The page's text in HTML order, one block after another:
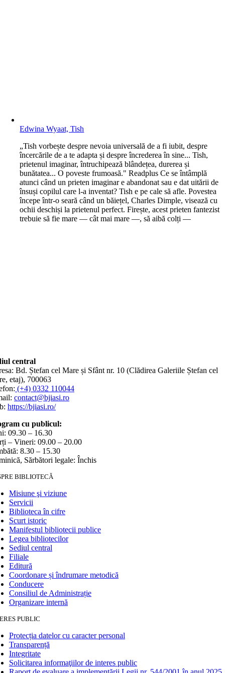
Edwina Wyaat, Tish
„Tish vorbește despre nevoia universală de a fi iubit, despre
încercările de a te adapta și despre încrederea în sine... Tish,
prietenul imaginar, întruchipează blândețea, durerea și
bunătatea... O poveste frumoasă." Readplus Ce se întâmplă
atunci când un prieten imaginar e abandonat sau e dat uitării de
însuși copilul care l-a inventat? Tish e pe cale să afle. Povestea
începe într-o seară când un băiețel, Charles Dimple, visează cu
ochii deschiși la prietenul perfect. Firește, acest prieten fantezist
trebuie să fie mare — cât mai mare —, să aibă colți —
central
Bd. Ștefan cel Mare și Sfânt nr. 10 (Clădirea Galeriile Ștefan cel
etaj), 700063
(+4) 0332 110044
contact@bjiasi.ro
https://bjiasi.ro/
cu publicul:
09.30 – 16.30
– Vineri: 09.00 – 20.00
8.30 – 15.30
Sărbători legale: Închis
BIBLIOTECĂ
Misiune şi viziune
Servicii
Biblioteca în cifre
Scurt istoric
Manifestul bibliotecii publice
Legea bibliotecilor
Sediul central
Filiale
Editură
Coordonare și îndrumare metodică
Conducere
Consiliul de Administrație
Organizare internă
PUBLIC
Protecția datelor cu caracter personal
Transparență
Integritate
Solicitarea informaţiilor de interes public